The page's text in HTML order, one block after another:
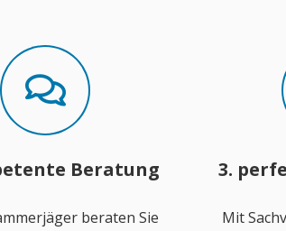
Beratung
beraten Sie
3.
Mit